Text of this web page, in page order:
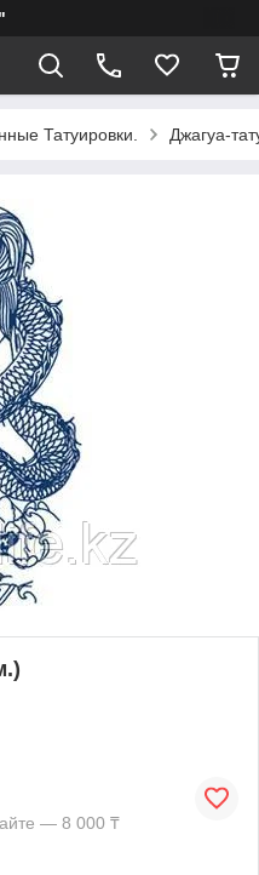
Татуировки. Джагуа-
— 8 000 ₸